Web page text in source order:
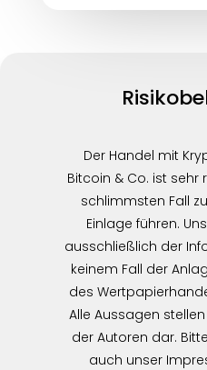
Der Handel mit
Bitcoin & Co. ist sehr
schlimmsten Fall
Einlage führen.
ausschließlich der
keinem Fall der
des
Alle Aussagen
der Autoren dar.
auch unser